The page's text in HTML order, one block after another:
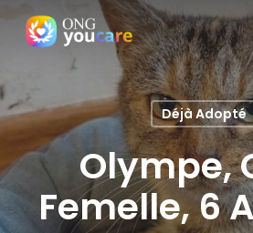
Skip
content
Déjà Adopté
Olympe,
Femelle, 6